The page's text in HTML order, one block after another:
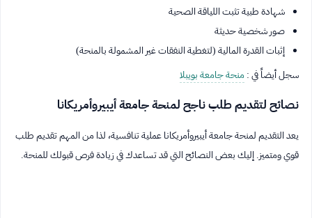
شهادة طبية تثبت اللياقة الصحية
صور شخصية حديثة
إثبات القدرة المالية (لتغطية النفقات غير المشمولة بالمنحة)
سجل أيضاً في :منحة جامعة بويبلا
نصائح لتقديم طلب ناجح لمنحة جامعة أيبيروأمريكانا
يعد التقديم لمنحة جامعة أيبيروأمريكانا عملية تنافسية، لذا من المهم تقديم طلب
قوي ومتميز. إليك بعض النصائح التي قد تساعدك في زيادة فرص قبولك للمنحة.